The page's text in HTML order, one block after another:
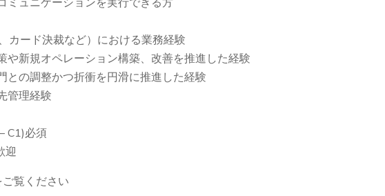
カード決裁など）における業務経験
や新規オペレーション構築、改善を推進した経験
との調整かつ折衝を円滑に推進した経験
管理経験
C1)必須
迎
覧ください